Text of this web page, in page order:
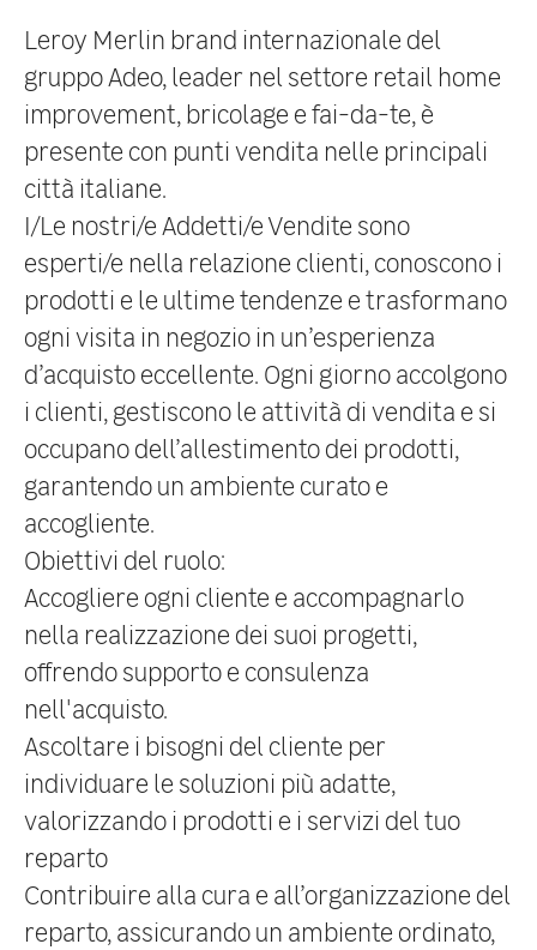
Leroy Merlin brand internazionale del
gruppo Adeo, leader nel settore retail home
improvement, bricolage e fai-da-te, è
presente con punti vendita nelle principali
città italiane.
I/Le nostri/e Addetti/e Vendite sono
esperti/e nella relazione clienti, conoscono i
prodotti e le ultime tendenze e trasformano
ogni visita in negozio in un’esperienza
d’acquisto eccellente. Ogni giorno accolgono
i clienti, gestiscono le attività di vendita e si
occupano dell’allestimento dei prodotti,
garantendo un ambiente curato e
accogliente.
Obiettivi del ruolo:
Accogliere ogni cliente e accompagnarlo
nella realizzazione dei suoi progetti,
offrendo supporto e consulenza
nell'acquisto.
Ascoltare i bisogni del cliente per
individuare le soluzioni più adatte,
valorizzando i prodotti e i servizi del tuo
reparto
Contribuire alla cura e all’organizzazione del
reparto, assicurando un ambiente ordinato,